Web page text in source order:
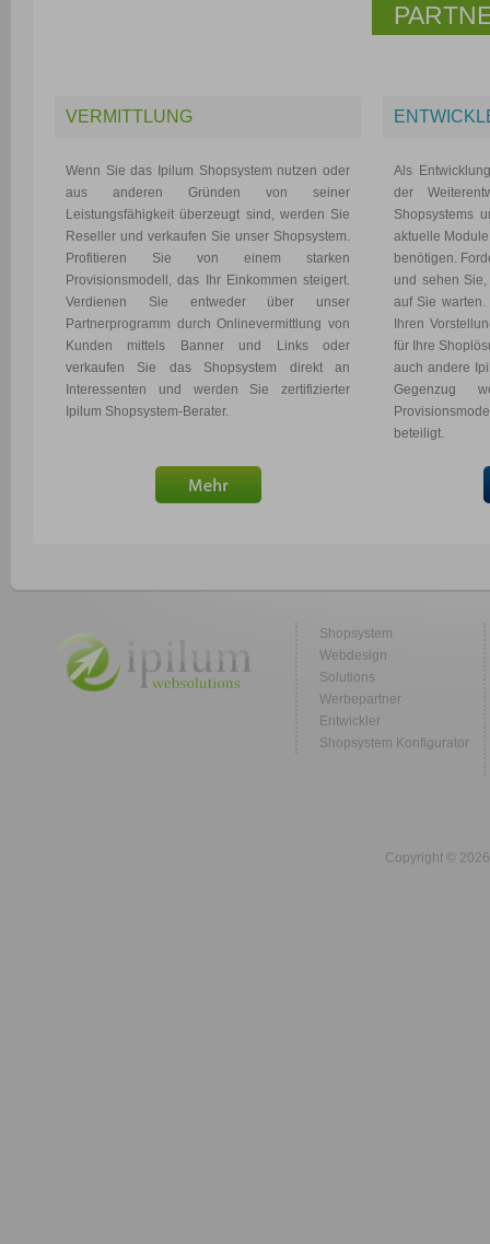
VERMITTLUNG
Wenn Sie das Ipilum Shopsystem nutzen oder
aus anderen Gründen von seiner
Leistungsfähigkeit überzeugt sind, werden Sie
Reseller und verkaufen Sie unser Shopsystem.
Profitieren Sie von einem starken
Provisionsmodell, das Ihr Einkommen steigert.
Verdienen Sie entweder über unser
Partnerprogramm durch Onlinevermittlung von
Kunden mittels Banner und Links oder
verkaufen Sie das Shopsystem direkt an
Interessenten und werden Sie zertifizierter
Ipilum Shopsystem-Berater.
Als
der
Shopsystems
aktuelle
benötigen.
und sehen
auf Sie
Ihren
für Ihre
auch andere
Gegenzug
beteiligt.
Shopsystem
Webdesign
Solutions
Werbepartner
Entwickler
Shopsystem Konfigurator
Copyright ©